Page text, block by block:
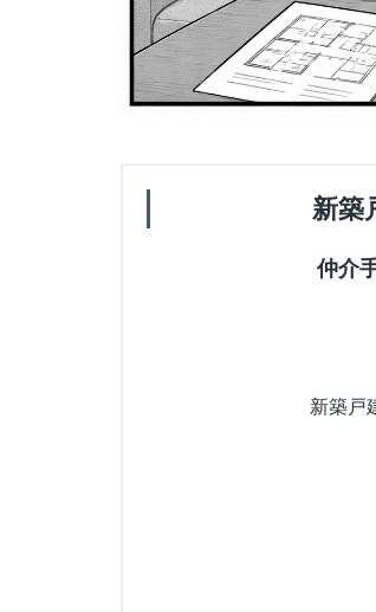
新築
仲介
新築戸